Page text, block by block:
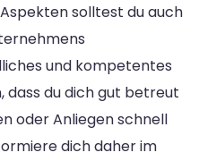
solltest du auch
und kompetentes
dass du dich gut betreut
oder Anliegen schnell
dich daher im